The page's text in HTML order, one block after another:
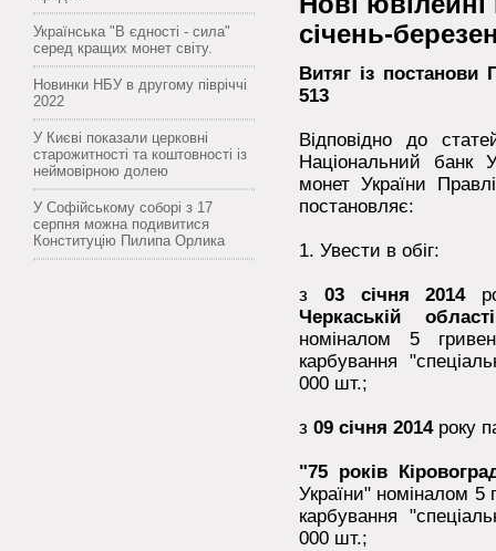
Українська "В єдності - сила"
серед кращих монет світу.
Новинки НБУ в другому півріччі
2022
У Києві показали церковні
старожитності та коштовності із
неймовірною долею
У Софійському соборі з 17
серпня можна подивитися
Конституцію Пилипа Орлика
січень-
Витяг із
513
Відповідно до
Національний банк
монет України
постановляє:
1. Увести в обіг:
з 03 січня 2014
Черкаській
номіналом 5
карбування "спеціа
000 шт.;
з 09 січня 2014року
"75 років
України" номіналом 5
карбування
000 шт.;